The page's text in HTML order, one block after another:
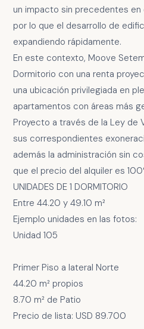
un impacto sin precedentes en
por lo que el desarrollo de
expandiendo rápidamente.
En este contexto, Moove
Dormitorio con una renta
una ubicación privilegiada en
apartamentos con áreas más
Proyecto a través de la Ley de
sus correspondientes
además la administración sin
que el precio del alquiler es
UNIDADES DE 1 DORMITORIO
Entre 44.20 y 49.10 m²
Ejemplo unidades en las fotos:
Unidad 105
Primer Piso a lateral Norte
44.20 m² propios
8.70 m² de Patio
Precio de lista: USD 89.700